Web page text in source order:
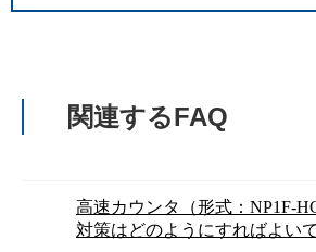
関連するFAQ
高速カウンタ（形式：NP1F-
対策はどのようにすればよい